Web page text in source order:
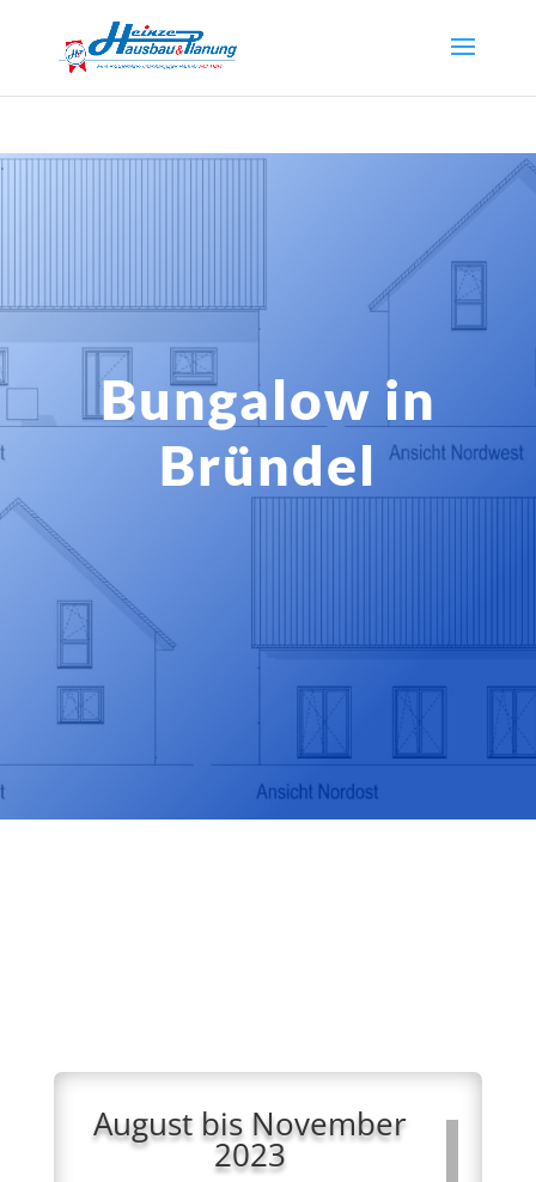
.
Bungalow in
Bründel
August bis November
2023